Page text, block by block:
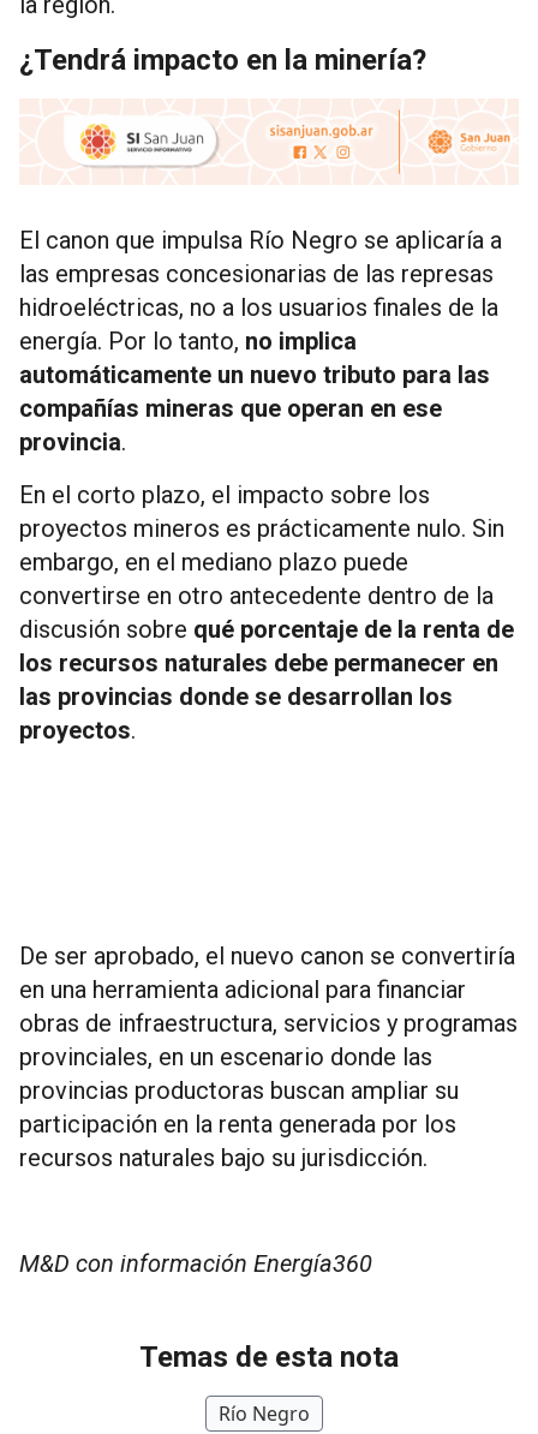
¿Tendrá impacto en la minería?
El canon que impulsa Río Negro se aplicaría a
las empresas concesionarias de las represas
hidroeléctricas, no a los usuarios finales de la
energía. Por lo tanto, no implica
automáticamente un nuevo tributo para las
compañías mineras que operan en ese
provincia.
En el corto plazo, el impacto sobre los
proyectos mineros es prácticamente nulo. Sin
embargo, en el mediano plazo puede
convertirse en otro antecedente dentro de la
discusión sobre qué porcentaje de la renta de
los recursos naturales debe permanecer en
las provincias donde se desarrollan los
proyectos.
De ser aprobado, el nuevo canon se convertiría
en una herramienta adicional para financiar
obras de infraestructura, servicios y programas
provinciales, en un escenario donde las
provincias productoras buscan ampliar su
participación en la renta generada por los
recursos naturales bajo su jurisdicción.
M&D con información Energía360
Temas de esta nota
Río Negro